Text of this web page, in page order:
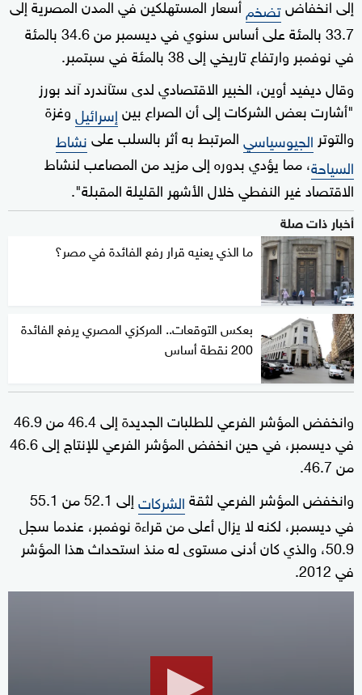
إلى انخفاضتضخمأسعار المستهلكين في المدن المصرية إلى
33.7 بالمئة على أساس سنوي في ديسمبر من 34.6 بالمئة
في نوفمبر وارتفاع تاريخي إلى 38 بالمئة في سبتمبر.
وقال ديفيد أوين، الخبير الاقتصادي لدى ستآندرد آند بورز
"أشارت بعض الشركات إلى أن الصراع بينإسرائيلوغزة
والتوتر الجيوسياسيالمرتبط به أثر بالسلب علىنشاط
السياحة، مما يؤدي بدوره إلى مزيد من المصاعب لنشاط
الاقتصاد غير النفطي خلال الأشهر القليلة المقبلة".
أخبار ذات صلة
ما الذي يعنيه قرار رفع الفائدة في مصر؟
بعكس التوقعات.. المركزي المصري يرفع الفائدة
200 نقطة أساس
وانخفض المؤشر الفرعي للطلبات الجديدة إلى 46.4 من 46.9
في ديسمبر، في حين انخفض المؤشر الفرعي للإنتاج إلى 46.6
من 46.7.
وانخفض المؤشر الفرعي لثقةالشركات
إلى 52.1 من 55.1
في ديسمبر، لكنه لا يزال أعلى من قراءة نوفمبر، عندما سجل
50.9، والذي كان أدنى مستوى له منذ استحداث هذا المؤشر
في 2012.